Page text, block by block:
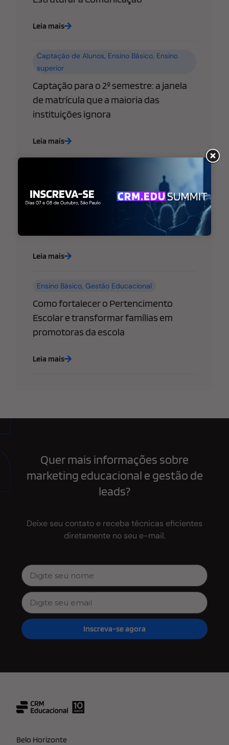
Leia mais
Captação de Alunos, Ensino Básico, Ensino
superior
Captação para o 2º semestre: a janela
de matrícula que a maioria das
instituições ignora
Leia mais
WhatsApp libera “@username” para
empresas: o que sua escola ou
faculdade precisa saber (e fazer) agora
Leia mais
Ensino Básico,Gestão Educacional
Como fortalecer o Pertencimento
Escolar e transformar famílias em
promotoras da escola
Leia mais
Quer mais informações sobre
marketing educacional e gestão de
leads?
Deixe seu contato e receba técnicas eficientes
diretamente no seu e-mail.
Inscreva-se agora
Belo Horizonte